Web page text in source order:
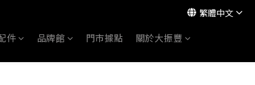
繁體中文
件 品牌館 門市據點 關於大振豐